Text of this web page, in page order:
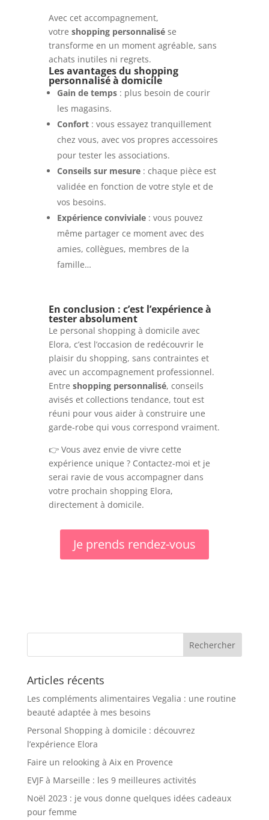
Avec cet accompagnement,
votre shopping personnalisése
transforme en un moment agréable, sans
achats inutiles ni regrets.
Les avantages du shopping
personnalisé à domicile
Gain de temps: plus besoin de courir
les magasins.
Confort: vous essayez tranquillement
chez vous, avec vos propres accessoires
pour tester les associations.
Conseils sur mesure: chaque pièce est
validée en fonction de votre style et de
vos besoins.
Expérience conviviale: vous pouvez
même partager ce moment avec des
amies, collègues, membres de la
famille…
En conclusion : c’est l’expérience à
tester absolument
Le personal shopping à domicile avec
Elora, c’est l’occasion de redécouvrir le
plaisir du shopping, sans contraintes et
avec un accompagnement professionnel.
Entre shopping personnalisé, conseils
avisés et collections tendance, tout est
réuni pour vous aider à construire une
garde-robe qui vous correspond vraiment.
👉 Vous avez envie de vivre cette
expérience unique ? Contactez-moi et je
serai ravie de vous accompagner dans
votre prochain shopping Elora,
directement à domicile.
Je prends rendez-vous
Articles récents
Les compléments alimentaires Vegalia : une routine
beauté adaptée à mes besoins
Personal Shopping à domicile : découvrez
l’expérience Elora
Faire un relooking à Aix en Provence
EVJF à Marseille : les 9 meilleures activités
Noël 2023 : je vous donne quelques idées cadeaux
pour femme